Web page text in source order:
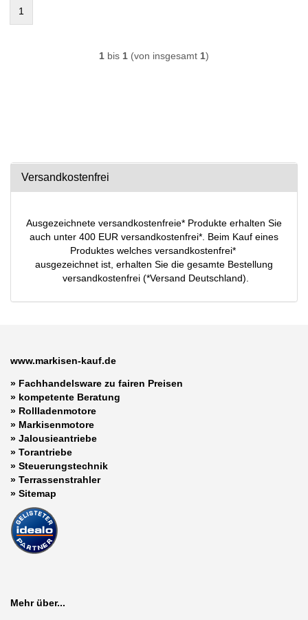
1
1 bis 1 (von insgesamt 1)
Versandkostenfrei
Ausgezeichnete versandkostenfreie* Produkte erhalten Sie
auch unter 400 EUR versandkostenfrei*. Beim Kauf eines
Produktes welches versandkostenfrei*
ausgezeichnet ist, erhalten Sie die gesamte Bestellung
versandkostenfrei (*Versand Deutschland).
www.markisen-kauf.de
» Fachhandelsware zu fairen Preisen
» kompetente Beratung
» Rollladenmotore
» Markisenmotore
» Jalousieantriebe
» Torantriebe
» Steuerungstechnik
» Terrassenstrahler
» Sitemap
Mehr über...